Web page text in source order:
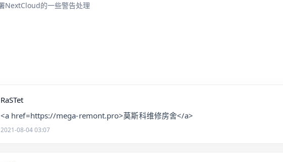
NextCloud的一些警告处理
RaSTet
<a href=https://mega-remont.pro>莫斯科维修房舍</a>
2021-08-04 03:07